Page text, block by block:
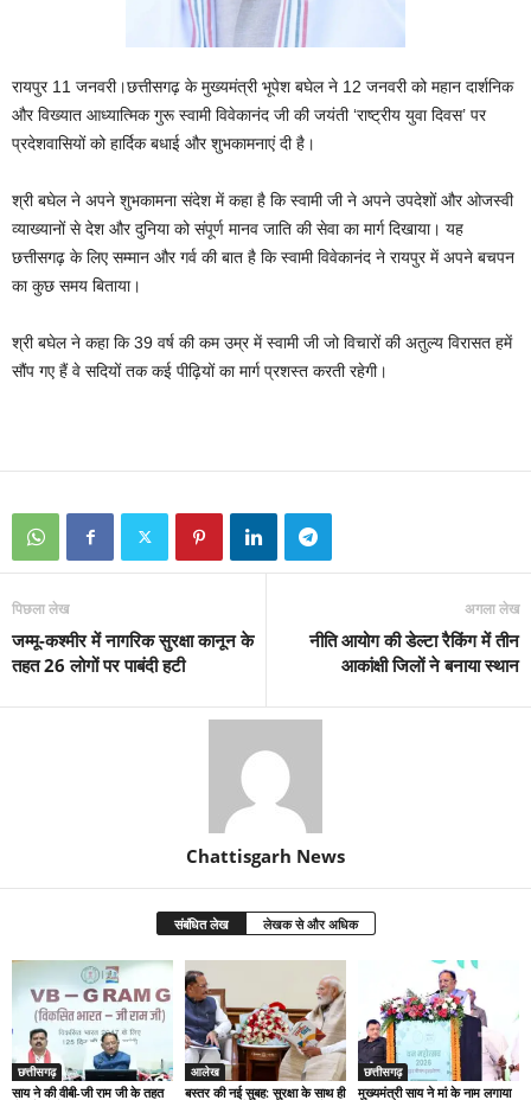
रायपुर 11 जनवरी।छत्तीसगढ़ के मुख्यमंत्री भूपेश बघेल ने 12 जनवरी को महान दार्शनिक
और विख्यात आध्यात्मिक गुरू स्वामी विवेकानंद जी की जयंती ‘राष्ट्रीय युवा दिवस’ पर
प्रदेशवासियों को हार्दिक बधाई और शुभकामनाएं दी है।
श्री बघेल ने अपने शुभकामना संदेश में कहा है कि स्वामी जी ने अपने उपदेशों और ओजस्वी
व्याख्यानों से देश और दुनिया को संपूर्ण मानव जाति की सेवा का मार्ग दिखाया। यह
छत्तीसगढ़ के लिए सम्मान और गर्व की बात है कि स्वामी विवेकानंद ने रायपुर में अपने बचपन
का कुछ समय बिताया।
श्री बघेल ने कहा कि 39 वर्ष की कम उम्र में स्वामी जी जो विचारों की अतुल्य विरासत हमें
सौंप गए हैं वे सदियों तक कई पीढ़ियों का मार्ग प्रशस्त करती रहेगी।
पिछला लेख
जम्मू-कश्मीर में नागरिक सुरक्षा कानून के
तहत 26 लोगों पर पाबंदी हटी
अगला लेख
नीति आयोग की डेल्टा रैकिंग में तीन
आकांक्षी जिलों ने बनाया स्थान
Chattisgarh News
संबंधित लेख लेखक से और अधिक
छत्तीसगढ़
साय ने की वीबी-जी राम जी के तहत
आलेख
बस्तर की नई सुबह: सुरक्षा के साथ ही
छत्तीसगढ़
मुख्यमंत्री साय ने मां के नाम लगाया